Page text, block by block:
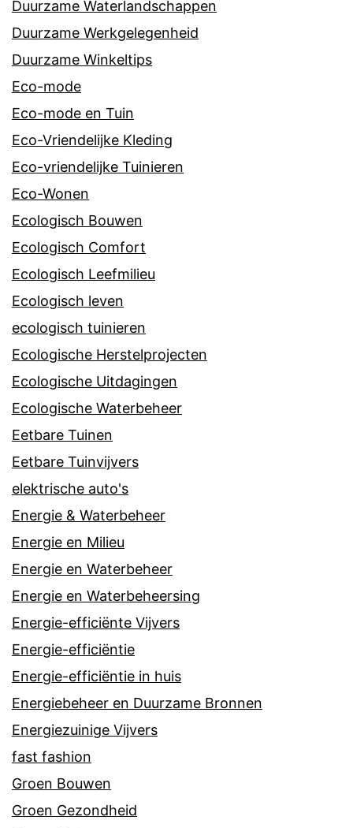
Duurzame Waterlandschappen
Duurzame Werkgelegenheid
Duurzame Winkeltips
Eco-mode
Eco-mode en Tuin
Eco-Vriendelijke Kleding
Eco-vriendelijke Tuinieren
Eco-Wonen
Ecologisch Bouwen
Ecologisch Comfort
Ecologisch Leefmilieu
Ecologisch leven
ecologisch tuinieren
Ecologische Herstelprojecten
Ecologische Uitdagingen
Ecologische Waterbeheer
Eetbare Tuinen
Eetbare Tuinvijvers
elektrische auto's
Energie & Waterbeheer
Energie en Milieu
Energie en Waterbeheer
Energie en Waterbeheersing
Energie-efficiënte Vijvers
Energie-efficiëntie
Energie-efficiëntie in huis
Energiebeheer en Duurzame Bronnen
Energiezuinige Vijvers
fast fashion
Groen Bouwen
Groen Gezondheid